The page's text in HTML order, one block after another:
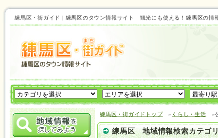
練馬区・街ガイド | 練馬区のタウン情報サイト 観光にも使える！練馬区の
練馬区・街ガイドトップ » くらし・生活 »
練馬区 地域情報検索カテゴ